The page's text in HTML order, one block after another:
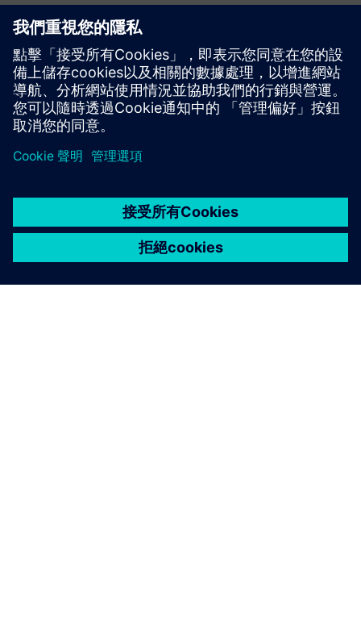
波技術節拍 5 硬體手冊
波技術節拍平台 Brochure.pdf
共同價值提案 POWtechnology
波技術節拍機模組工業物聯網閘道手冊
智慧製造工業物聯網手冊